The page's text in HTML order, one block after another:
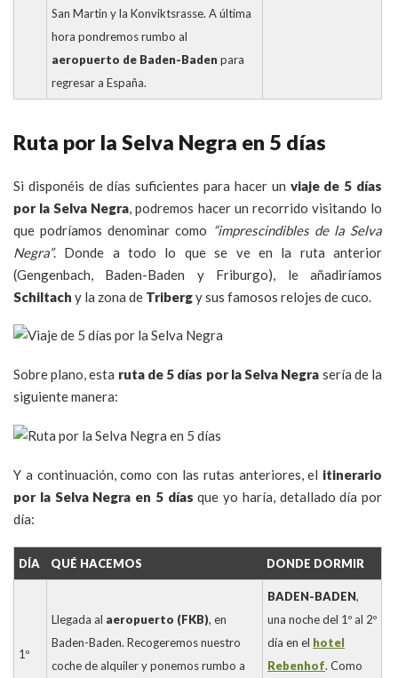
San Martin y la Konviktsrasse. A última
hora pondremos rumbo al
aeropuerto de Baden-Baden para
regresar a España.
Ruta por la Selva Negra en 5 días
Si disponéis de días suficientes para hacer un viaje de 5 días
por la Selva Negra, podremos hacer un recorrido visitando lo
que podríamos denominar como “imprescindibles de la Selva
Negra”. Donde a todo lo que se ve en la ruta anterior
(Gengenbach, Baden-Baden y Friburgo), le añadiríamos
Schiltach y la zona de Tribergy sus famosos relojes de cuco.
Sobre plano, esta ruta de 5 días por la Selva Negra sería de la
siguiente manera:
Y a continuación, como con las rutas anteriores, el itinerario
por la Selva Negra en 5 días que yo haría, detallado día por
día:
DÍA QUÉ HACEMOS DONDE DORMIR
1º
Llegada al aeropuerto (FKB), en
Baden-Baden. Recogeremos nuestro
coche de alquiler y ponemos rumbo a
BADEN-BADEN,
una noche del 1º al 2º
día en el hotel
Rebenhof. Como